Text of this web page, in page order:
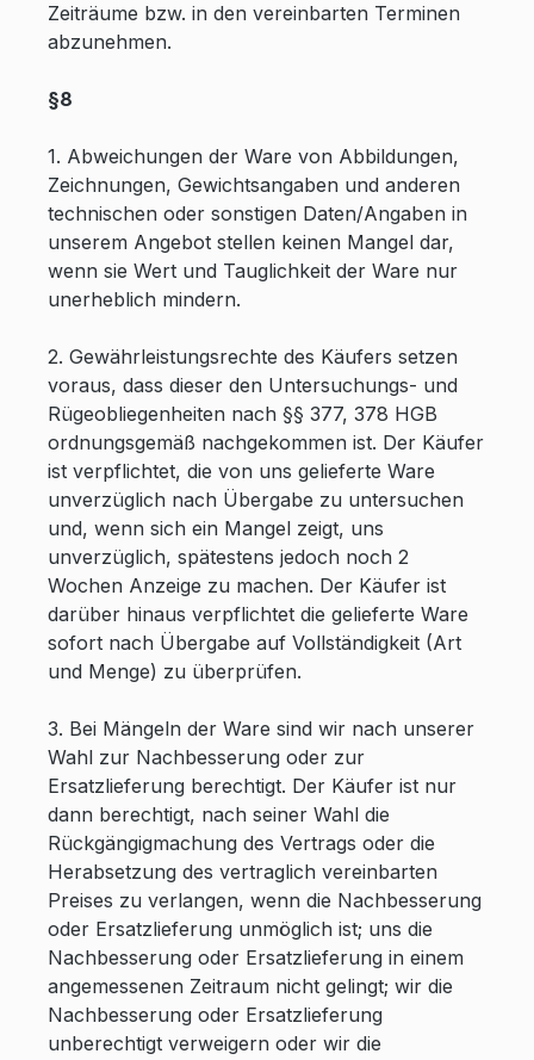
Zeiträume bzw. in den vereinbarten Terminen
abzunehmen.
§8
1. Abweichungen der Ware von Abbildungen,
Zeichnungen, Gewichtsangaben und anderen
technischen oder sonstigen Daten/Angaben in
unserem Angebot stellen keinen Mangel dar,
wenn sie Wert und Tauglichkeit der Ware nur
unerheblich mindern.
2. Gewährleistungsrechte des Käufers setzen
voraus, dass dieser den Untersuchungs- und
Rügeobliegenheiten nach §§ 377, 378 HGB
ordnungsgemäß nachgekommen ist. Der Käufer
ist verpflichtet, die von uns gelieferte Ware
unverzüglich nach Übergabe zu untersuchen
und, wenn sich ein Mangel zeigt, uns
unverzüglich, spätestens jedoch noch 2
Wochen Anzeige zu machen. Der Käufer ist
darüber hinaus verpflichtet die gelieferte Ware
sofort nach Übergabe auf Vollständigkeit (Art
und Menge) zu überprüfen.
3. Bei Mängeln der Ware sind wir nach unserer
Wahl zur Nachbesserung oder zur
Ersatzlieferung berechtigt. Der Käufer ist nur
dann berechtigt, nach seiner Wahl die
Rückgängigmachung des Vertrags oder die
Herabsetzung des vertraglich vereinbarten
Preises zu verlangen, wenn die Nachbesserung
oder Ersatzlieferung unmöglich ist; uns die
Nachbesserung oder Ersatzlieferung in einem
angemessenen Zeitraum nicht gelingt; wir die
Nachbesserung oder Ersatzlieferung
unberechtigt verweigern oder wir die